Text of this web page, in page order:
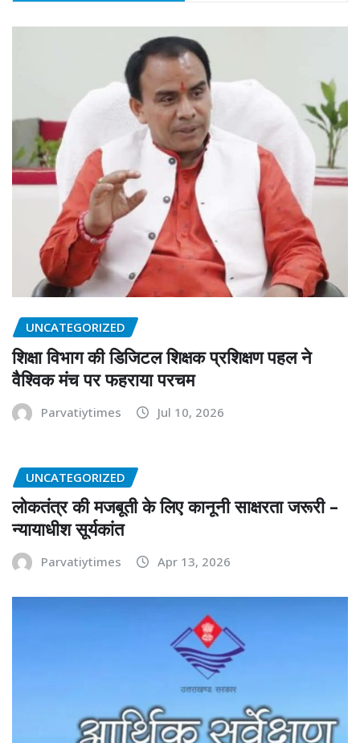
UNCATEGORIZED
शिक्षा विभाग की डिजिटल शिक्षक प्रशिक्षण पहल ने
वैश्विक मंच पर फहराया परचम
Parvatiytimes Jul 10, 2026
UNCATEGORIZED
लोकतंत्र की मजबूती के लिए कानूनी साक्षरता जरूरी –
न्यायाधीश सूर्यकांत
Parvatiytimes Apr 13, 2026